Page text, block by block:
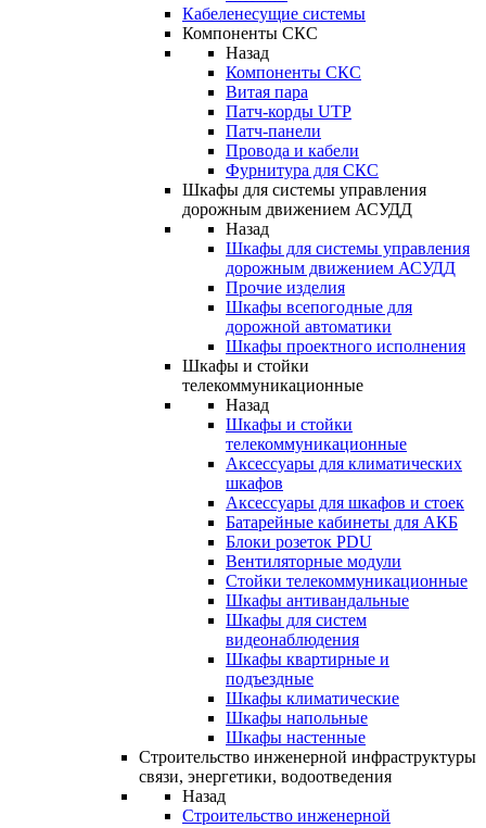
Кабеленесущие системы
Компоненты СКС
Назад
Компоненты СКС
Витая пара
Патч-корды UTP
Патч-панели
Провода и кабели
Фурнитура для СКС
Шкафы для системы управления
дорожным движением АСУДД
Назад
Шкафы для системы управления
дорожным движением АСУДД
Прочие изделия
Шкафы всепогодные для
дорожной автоматики
Шкафы проектного исполнения
Шкафы и стойки
телекоммуникационные
Назад
Шкафы и стойки
телекоммуникационные
Аксессуары для климатических
шкафов
Аксессуары для шкафов и стоек
Батарейные кабинеты для АКБ
Блоки розеток PDU
Вентиляторные модули
Стойки телекоммуникационные
Шкафы антивандальные
Шкафы для систем
видеонаблюдения
Шкафы квартирные и
подъездные
Шкафы климатические
Шкафы напольные
Шкафы настенные
Строительство инженерной инфраструктуры
связи, энергетики, водоотведения
Назад
Строительство инженерной